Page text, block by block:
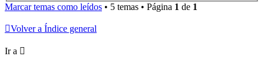
Marcar temas como leídos • 5 temas • Página 1 de 1
Volver a Índice general
Ir a